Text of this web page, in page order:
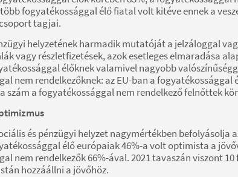
fogyatékossággal élő fiatal volt kitéve ennek a
tagjai.
helyzetének harmadik mutatóját a jelzáloggal
vagy részletfizetések, azok esetleges elmaradása
élőknek valamivel nagyobb
nem rendelkezőknek: az EU-ban a
szám a fogyatékossággal nem rendelkező felnőttek
és pénzügyi helyzet nagymértékben befolyásolja
élő európaiak 46%-a volt optimista a
nem rendelkezők 66%-ával. 2021 tavaszán viszont
hozzáállni a jövőhöz.